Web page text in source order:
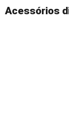
Acessórios